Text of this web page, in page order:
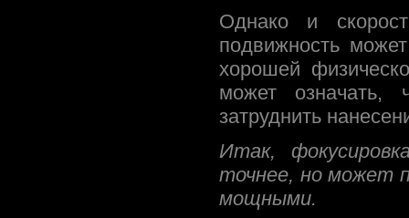
Однако и
подвижность
хорошей
может
затруднить
Итак,
точнее, но может
мощными.